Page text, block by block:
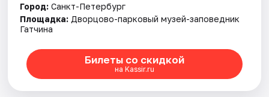
Рейтинги
Город: Санкт-Петербург
Площадка: Дворцово-парковый музей-заповедник
Гатчина
Билеты со скидкой
на Kassir.ru